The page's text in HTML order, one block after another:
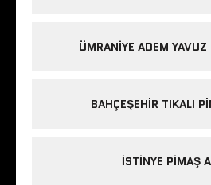
ÜMRANIYE ADEM
BAHÇEŞEHIR TIKALI
ISTINYE PIMAŞ